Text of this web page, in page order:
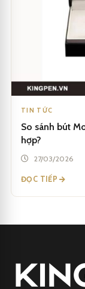
TIN TỨC
So sánh bút
hợp?
27/03/2026
ĐỌC TIẾP